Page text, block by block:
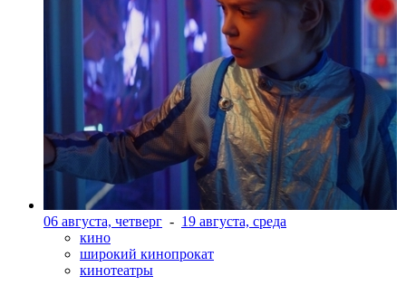
06 августа, четверг - 19 августа, среда
кино
широкий кинопрокат
кинотеатры